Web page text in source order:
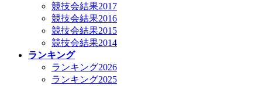
競技会結果2017
競技会結果2016
競技会結果2015
競技会結果2014
ランキング
ランキング2026
ランキング2025